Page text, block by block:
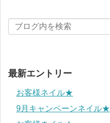
最新エントリー
お客様ネイル★
9月キャンペーンネイル★